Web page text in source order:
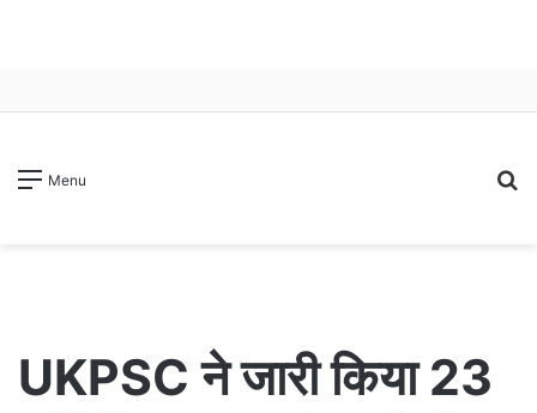
Menu
UKPSC ने जारी किया 23